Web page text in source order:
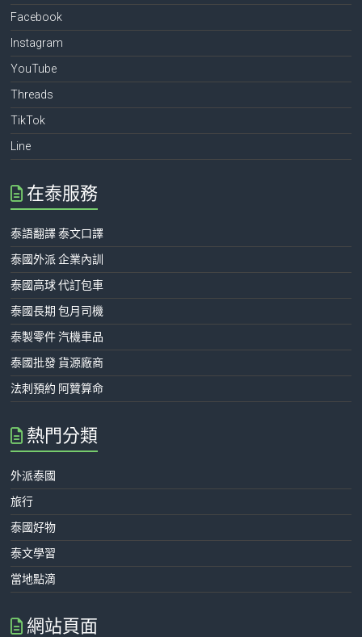
Facebook
Instagram
YouTube
Threads
TikTok
Line
在泰服務
泰語翻譯 泰文口譯
泰國外派 企業內訓
泰國高球 代訂包車
泰國長期 包月司機
泰製零件 汽機車品
泰國批發 貨源廠商
法刺預約 阿贊算命
熱門分類
外派泰國
旅行
泰國好物
泰文學習
當地點滴
網站頁面